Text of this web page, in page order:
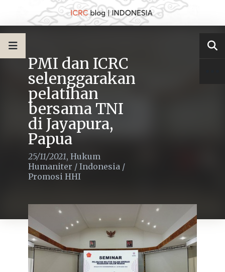
PMI dan ICRC
selenggarakan
pelatihan
bersama TNI
di Jayapura,
Papua
25/11/2021, Hukum
Humaniter / Indonesia /
Promosi HHI